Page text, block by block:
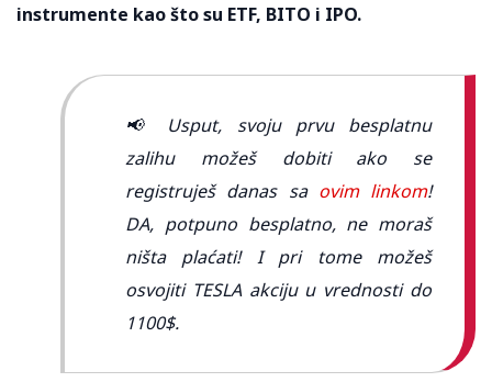
instrumente kao što su ETF, BITO i IPO.
📢 Usput, svoju prvu besplatnu
zalihu možeš dobiti ako se
registruješ danas sa ovim linkom!
DA, potpuno besplatno, ne moraš
ništa plaćati! I pri tome možeš
osvojiti TESLA akciju u vrednosti do
1100$.